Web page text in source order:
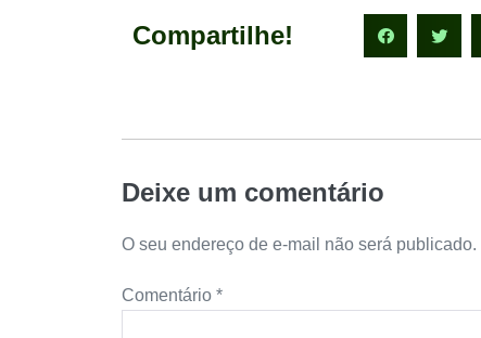
Compartilhe!
Deixe um comentário
O seu endereço de e-mail não será publicado.
Comentário *